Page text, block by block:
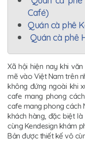
Café)
Quán cà phê
Quán cà phê
Xã hội hiện nay khi
mẽ vào Việt Nam trên
không đứng ngoài khi
cafe mang phong
cafe mang phong cách
khách hàng, đặc biệt
cùng Kendesign khám
Bản được thiết kế vô